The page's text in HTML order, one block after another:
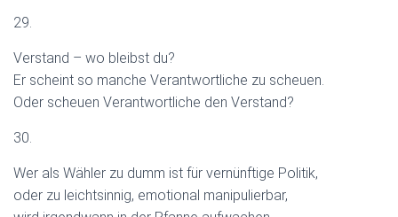
29.
Verstand – wo bleibst du?
Er scheint so manche Verantwortliche zu scheuen.
Oder scheuen Verantwortliche den Verstand?
30.
Wer als Wähler zu dumm ist für vernünftige Politik,
oder zu leichtsinnig, emotional manipulierbar,